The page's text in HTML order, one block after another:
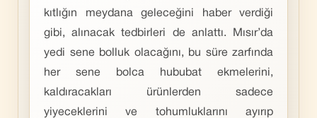
kıtlığın meydana geleceğini haber verdiği
gibi, alınacak tedbirleri de anlattı. Mısır’da
yedi sene bolluk olacağını, bu süre zarfında
her sene bolca hububat ekmelerini,
kaldıracakları ürünlerden sadece
yiyeceklerini ve tohumluklarını ayırıp